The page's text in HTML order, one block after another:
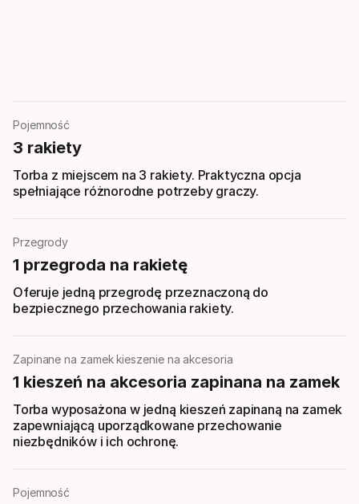
Pojemność
3 rakiety
Torba z miejscem na 3 rakiety. Praktyczna opcja
spełniające różnorodne potrzeby graczy.
Przegrody
1 przegroda na rakietę
Oferuje jedną przegrodę przeznaczoną do
bezpiecznego przechowania rakiety.
Zapinane na zamek kieszenie na akcesoria
1 kieszeń na akcesoria zapinana na zamek
Torba wyposażona w jedną kieszeń zapinaną na zamek
zapewniającą uporządkowane przechowanie
niezbędników i ich ochronę.
Pojemność